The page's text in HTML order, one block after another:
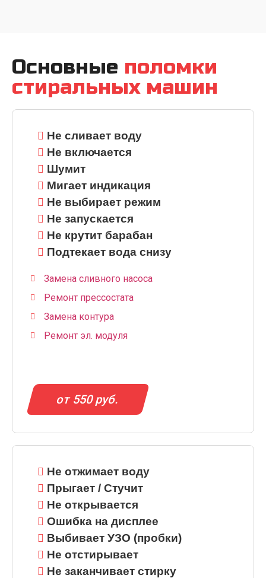
Основные поломки
стиральных машин
Не сливает воду
Не включается
Шумит
Мигает индикация
Не выбирает режим
Не запускается
Не крутит барабан
Подтекает вода снизу
Замена сливного насоса
Ремонт прессостата
Замена контура
Ремонт эл. модуля
от 550 руб.
Не отжимает воду
Прыгает / Стучит
Не открывается
Ошибка на дисплее
Выбивает УЗО (пробки)
Не отстирывает
Не заканчивает стирку